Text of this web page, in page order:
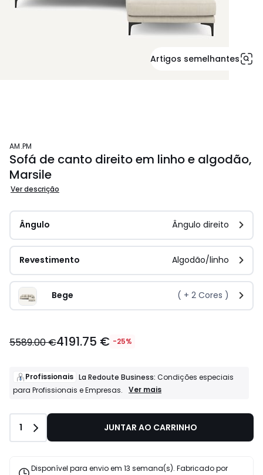
Artigos semelhantes
AM.PM
Sofá de canto direito em linho e algodão,
Marsile
Ver descrição
Ângulo Ângulo direito
Revestimento Algodão/linho
Bege ( + 2 Cores )
5589.00 €4191.75 € -25%
Profissionais La Redoute Business: Condições especiais
para Profissionais e Empresas.
Profissionais
Condições
e
Ver mais
Quantidade
1 JUNTAR AO CARRINHO
Disponível para envio em 13 semana(s). Fabricado por